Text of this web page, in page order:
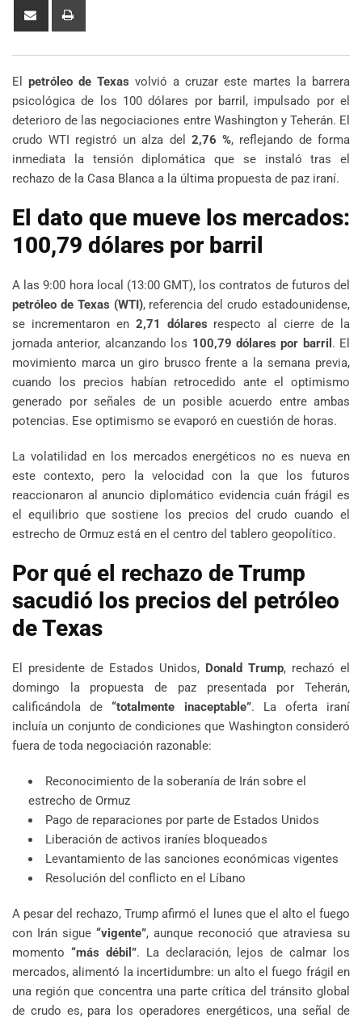
Share
El petróleo de Texas volvió a cruzar este martes la barrera
psicológica de los 100 dólares por barril, impulsado por el
deterioro de las negociaciones entre Washington y Teherán. El
crudo WTI registró un alza del 2,76 %, reflejando de forma
inmediata la tensión diplomática que se instaló tras el
rechazo de la Casa Blanca a la última propuesta de paz iraní.
El dato que mueve los mercados:
100,79 dólares por barril
A las 9:00 hora local (13:00 GMT), los contratos de futuros del
petróleo de Texas (WTI), referencia del crudo estadounidense,
se incrementaron en 2,71 dólares respecto al cierre de la
jornada anterior, alcanzando los 100,79 dólares por barril . El
movimiento marca un giro brusco frente a la semana previa,
cuando los precios habían retrocedido ante el optimismo
generado por señales de un posible acuerdo entre ambas
potencias. Ese optimismo se evaporó en cuestión de horas.
La volatilidad en los mercados energéticos no es nueva en
este contexto, pero la velocidad con la que los futuros
reaccionaron al anuncio diplomático evidencia cuán frágil es
el equilibrio que sostiene los precios del crudo cuando el
estrecho de Ormuz está en el centro del tablero geopolítico.
Por qué el rechazo de Trump
sacudió los precios del petróleo
de Texas
El presidente de Estados Unidos, Donald Trump, rechazó el
domingo la propuesta de paz presentada por Teherán,
calificándola de“totalmente inaceptable”. La oferta iraní
incluía un conjunto de condiciones que Washington consideró
fuera de toda negociación razonable:
Reconocimiento de la soberanía de Irán sobre el
estrecho de Ormuz
Pago de reparaciones por parte de Estados Unidos
Liberación de activos iraníes bloqueados
Levantamiento de las sanciones económicas vigentes
Resolución del conflicto en el Líbano
A pesar del rechazo, Trump afirmó el lunes que el alto el fuego
con Irán sigue “vigente”, aunque reconoció que atraviesa su
momento “más débil”. La declaración, lejos de calmar los
mercados, alimentó la incertidumbre: un alto el fuego frágil en
una región que concentra una parte crítica del tránsito global
de crudo es, para los operadores energéticos, una señal de